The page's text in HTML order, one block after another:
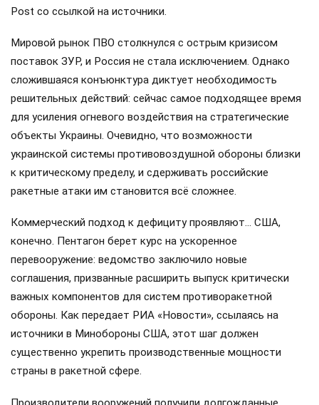
Post со ссылкой на источники.
Мировой рынок ПВО столкнулся с острым кризисом
поставок ЗУР, и Россия не стала исключением. Однако
сложившаяся конъюнктура диктует необходимость
решительных действий: сейчас самое подходящее время
для усиления огневого воздействия на стратегические
объекты Украины. Очевидно, что возможности
украинской системы противовоздушной обороны близки
к критическому пределу, и сдерживать российские
ракетные атаки им становится всё сложнее.
Коммерческий подход к дефициту проявляют… США,
конечно. Пентагон берет курс на ускоренное
перевооружение: ведомство заключило новые
соглашения, призванные расширить выпуск критически
важных компонентов для систем противоракетной
обороны. Как передает РИА «Новости», ссылаясь на
источники в Минобороны США, этот шаг должен
существенно укрепить производственные мощности
страны в ракетной сфере.